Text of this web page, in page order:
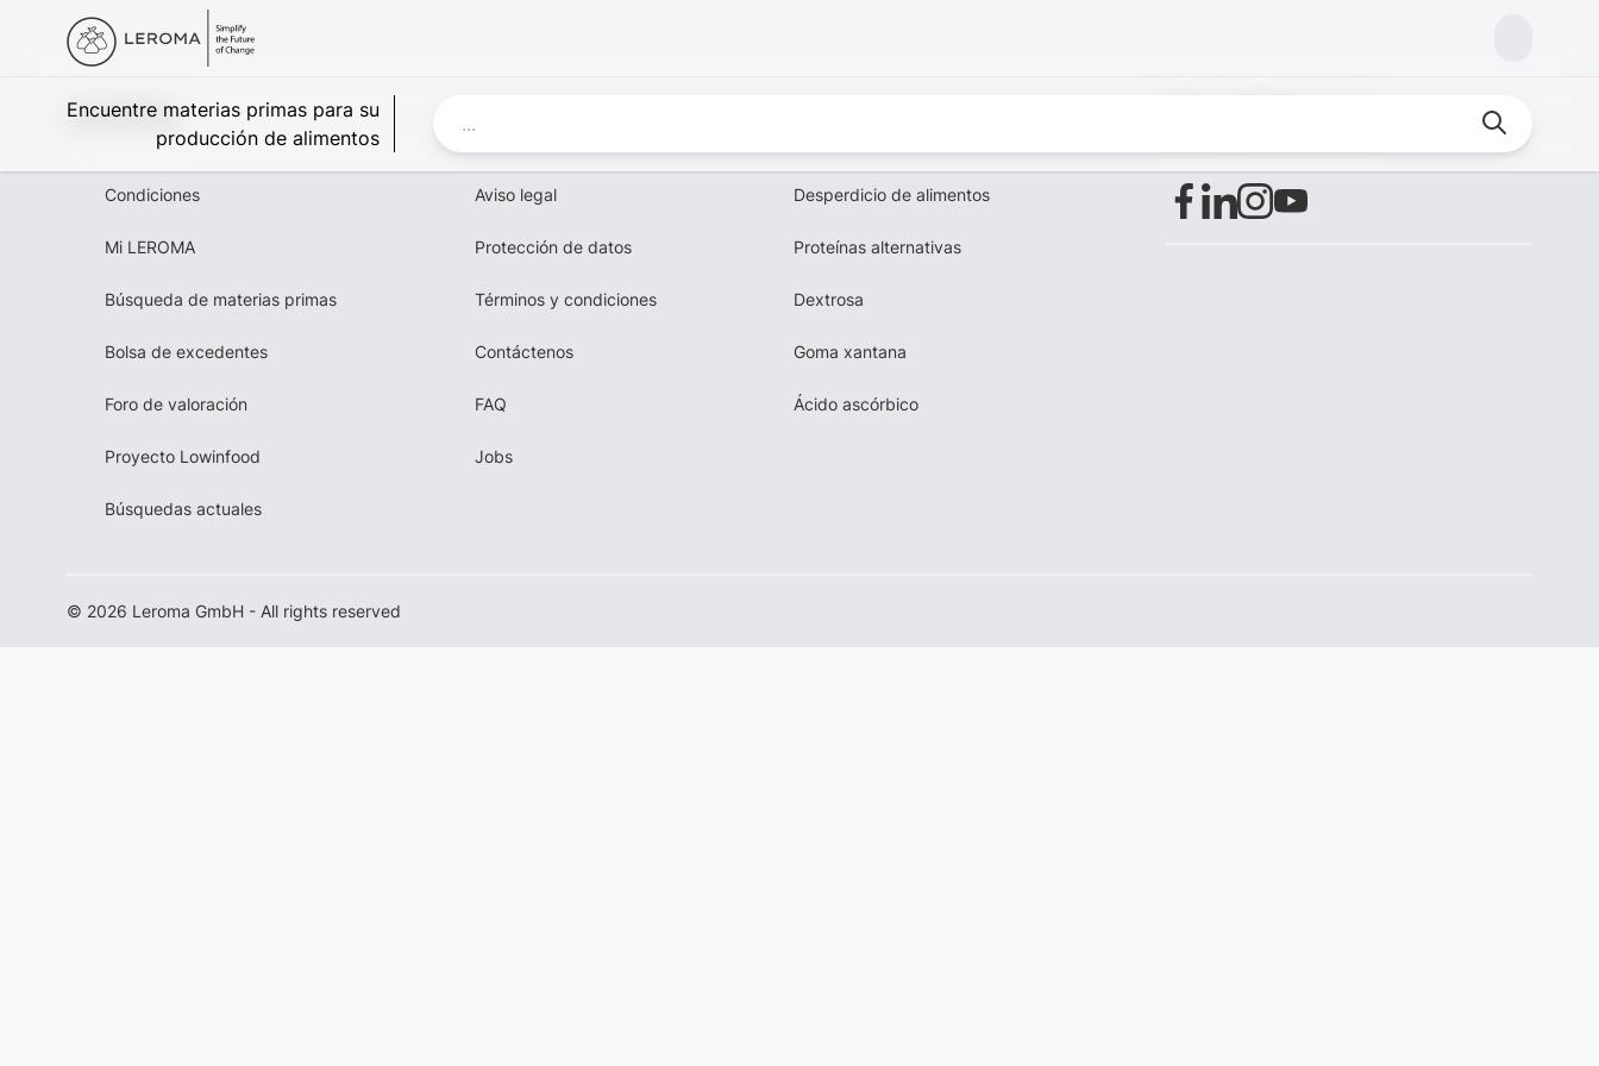
Encuentre materias primas para su
producción de alimentos
Leroma
Condiciones
Mi LEROMA
Búsqueda de materias primas
Bolsa de excedentes
Foro de valoración
Proyecto Lowinfood
Búsquedas actuales
Aviso legal
Protección de datos
Términos y condiciones
Contáctenos
FAQ
Jobs
Desperdicio de alimentos
Proteínas alternativas
Dextrosa
Goma xantana
Ácido ascórbico
© 2026 Leroma GmbH - All rights reserved